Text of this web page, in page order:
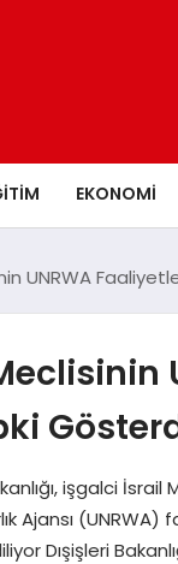
EKONOMI
UNRWA
işgalci
Ajansı
Dışişleri